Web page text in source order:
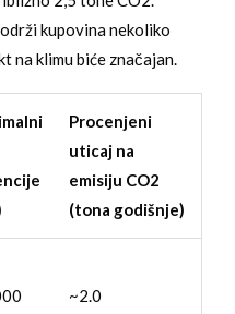
kupovina nekoliko
na klimu biće značajan.
Procenjeni
uticaj na
emisiju CO2
(tona godišnje)
~2.0